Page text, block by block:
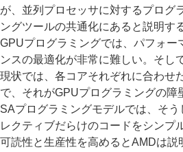
が、並列プロセッサに対するプログ
ングツールの共通化にあると説明する
GPUプログラミングでは、パフォー
ンスの最適化が非常に難しい。そして
現状では、各コアそれぞれに合わせ
で、それがGPUプログラミングの障
SAプログラミングモデルでは、そ
レクティブだらけのコードをシンプ
可読性と生産性を高めるとAMDは説